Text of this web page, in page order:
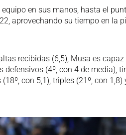
equipo en sus manos, hasta el
aprovechando su tiempo en la
recibidas (6,5), Musa es capaz
(4º, con 4 de media),
con 5,1), triples (21º, con